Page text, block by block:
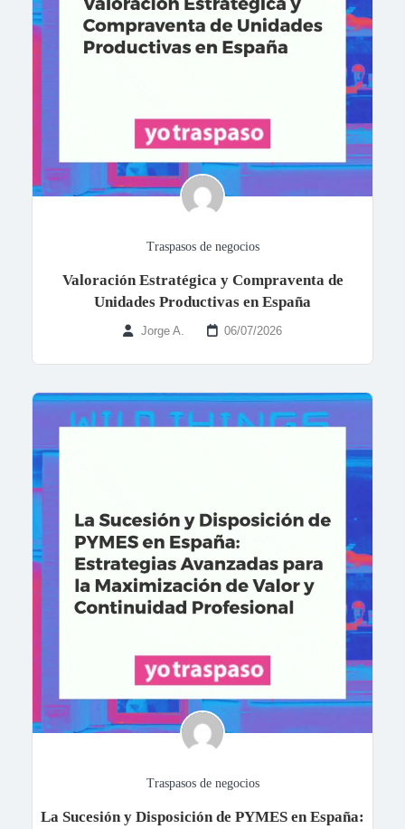
Traspasos de negocios
Valoración Estratégica y Compraventa de
Unidades Productivas en España
Jorge A. 06/07/2026
Traspasos de negocios
La Sucesión y Disposición de PYMES en España: